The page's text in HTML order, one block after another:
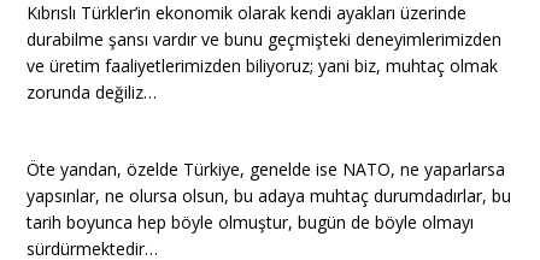
Kıbrıslı Türkler’in ekonomik olarak kendi ayakları üzerinde
durabilme şansı vardır ve bunu geçmişteki deneyimlerimizden
ve üretim faaliyetlerimizden biliyoruz; yani biz, muhtaç olmak
zorunda değiliz…
Öte yandan, özelde Türkiye, genelde ise NATO, ne yaparlarsa
yapsınlar, ne olursa olsun, bu adaya muhtaç durumdadırlar, bu
tarih boyunca hep böyle olmuştur, bugün de böyle olmayı
sürdürmektedir…